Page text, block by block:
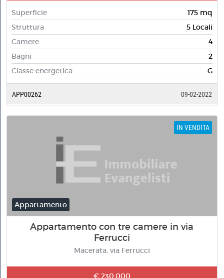
Superficie
175 mq
Struttura
5 Locali
Camere
4
Bagni
2
Classe energetica
G
APP00262 09-02-2022
IN VENDITA
Appartamento
Appartamento con tre camere in via
Ferrucci
Macerata, via Ferrucci
€ 230.000